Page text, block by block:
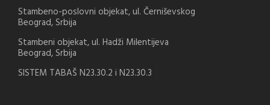
Stambeno-poslovni objekat, ul. Černiševskog
Beograd, Srbija
Stambeni objekat, ul. Hadži Milentijeva
Beograd, Srbija
SISTEM TABAŠ N23.30.2 i N23.30.3